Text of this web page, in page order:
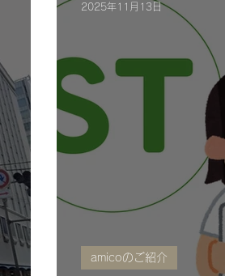
amicoのご紹介
2025年11月13日